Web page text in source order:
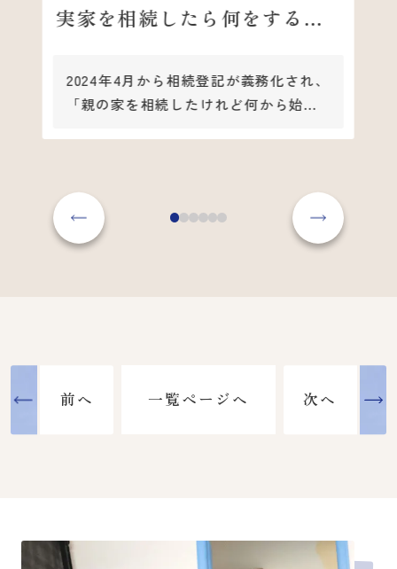
実家を相続したら何をする？
2024年4月から相続登記が義務化され、
「親の家を相続したけれど何から始め
いでしょうか。
相続登記は法律で義務化されており、
この記事では、相続登記義務化の内容
前へ 一覧ページへ 次へ